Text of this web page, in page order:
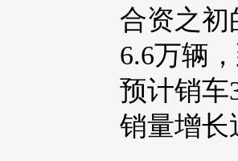
合资之初
6.6万辆
预计销车
销量增长